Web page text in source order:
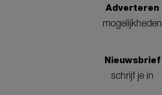
Adverteren
mogelijkheden
Nieuwsbrief
schrijf je in